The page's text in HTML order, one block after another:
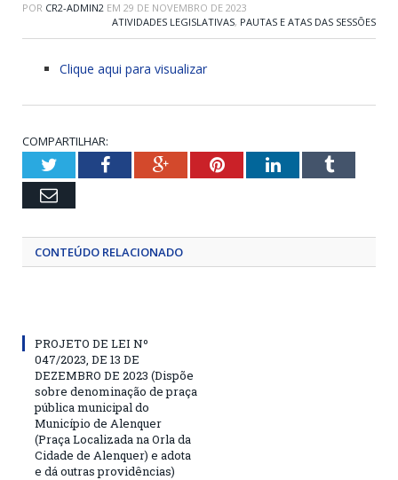
POR CR2-ADMIN2 EM 29 DE NOVEMBRO DE 2023
ATIVIDADES LEGISLATIVAS, PAUTAS E ATAS DAS SESSÕES
Clique aqui para visualizar
COMPARTILHAR:
TwitterFacebookGoogle+PinterestLinkedInTumblr
Email
CONTEÚDO RELACIONADO
PROJETO DE LEI Nº
047/2023, DE 13 DE
DEZEMBRO DE 2023 (Dispõe
sobre denominação de praça
pública municipal do
Município de Alenquer
(Praça Localizada na Orla da
Cidade de Alenquer) e adota
e dá outras providências)